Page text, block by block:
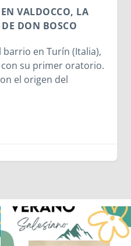
La diversión y la alegría también se han
sentido...
95 0